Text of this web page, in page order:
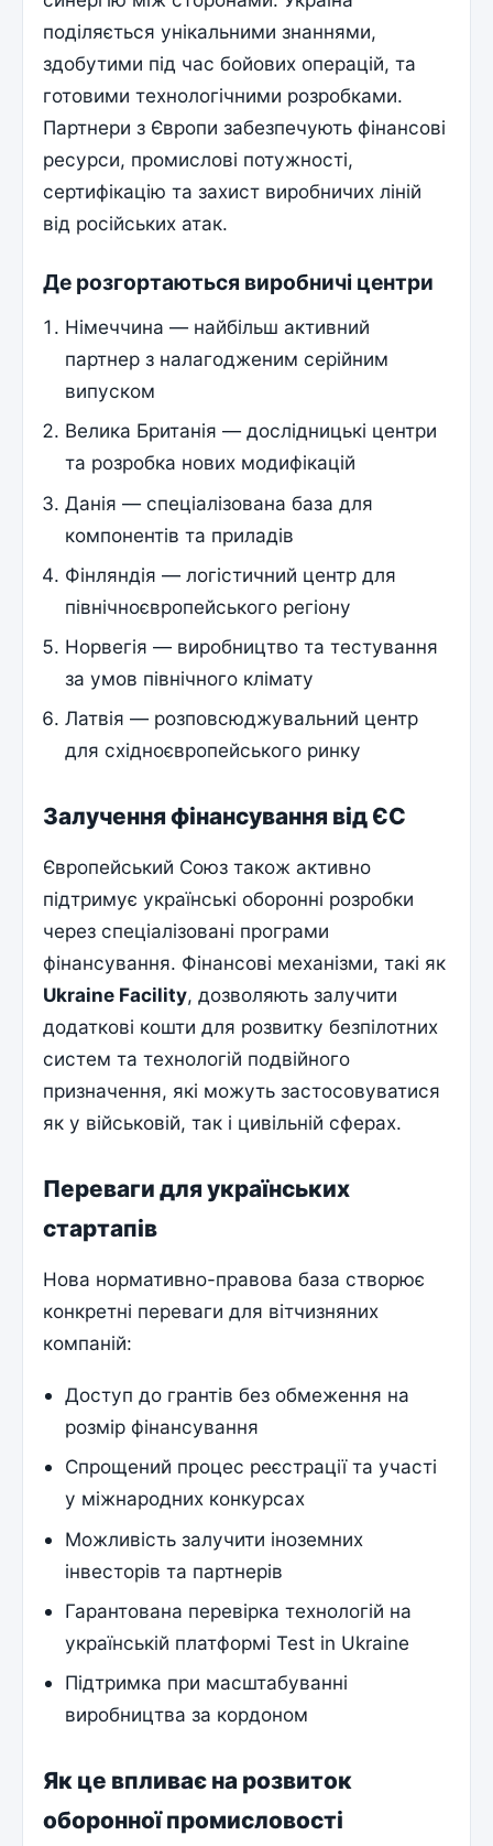
поділяється унікальними знаннями,
здобутими під час бойових операцій, та
готовими технологічними розробками.
Партнери з Європи забезпечують фінансові
ресурси, промислові потужності,
сертифікацію та захист виробничих ліній
від російських атак.
Де розгортаються виробничі центри
Німеччина — найбільш активний
партнер з налагодженим серійним
випуском
Велика Британія — дослідницькі центри
та розробка нових модифікацій
Данія — спеціалізована база для
компонентів та приладів
Фінляндія — логістичний центр для
північноєвропейського регіону
Норвегія — виробництво та тестування
за умов північного клімату
Латвія — розповсюджувальний центр
для східноєвропейського ринку
Залучення фінансування від ЄС
Європейський Союз також активно
підтримує українські оборонні розробки
через спеціалізовані програми
фінансування. Фінансові механізми, такі як
Ukraine Facility, дозволяють залучити
додаткові кошти для розвитку безпілотних
систем та технологій подвійного
призначення, які можуть застосовуватися
як у військовій, так і цивільній сферах.
Переваги для українських
стартапів
Нова нормативно-правова база створює
конкретні переваги для вітчизняних
компаній:
Доступ до грантів без обмеження на
розмір фінансування
Спрощений процес реєстрації та участі
у міжнародних конкурсах
Можливість залучити іноземних
інвесторів та партнерів
Гарантована перевірка технологій на
українській платформі Test in Ukraine
Підтримка при масштабуванні
виробництва за кордоном
Як це впливає на розвиток
оборонної промисловості